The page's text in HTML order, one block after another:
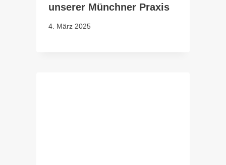
unserer Münchner Praxis
4. März 2025